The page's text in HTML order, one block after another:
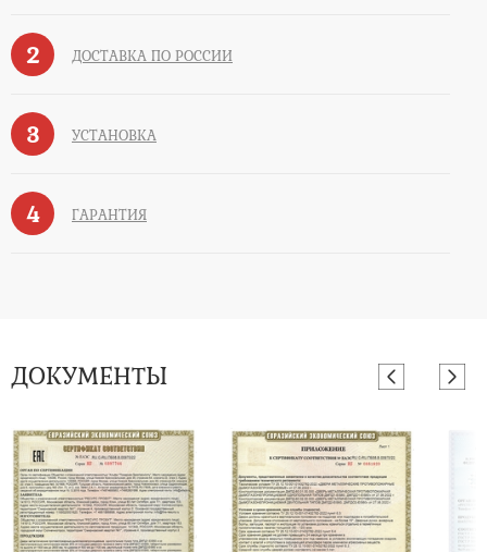
2 ДОСТАВКА ПО РОССИИ
3 УСТАНОВКА
4 ГАРАНТИЯ
ДОКУМЕНТЫ